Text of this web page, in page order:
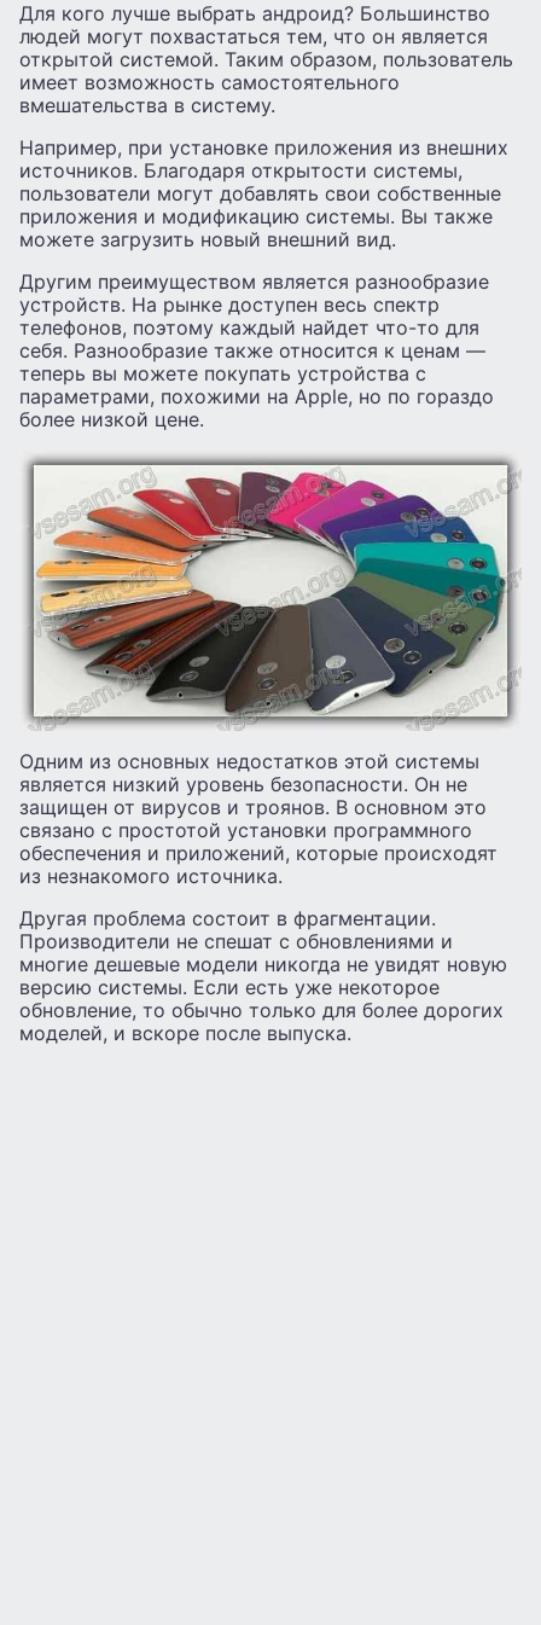
Для кого лучше выбрать андроид? Большинство
людей могут похвастаться тем, что он является
открытой системой. Таким образом, пользователь
имеет возможность самостоятельного
вмешательства в систему.
Например, при установке приложения из внешних
источников. Благодаря открытости системы,
пользователи могут добавлять свои собственные
приложения и модификацию системы. Вы также
можете загрузить новый внешний вид.
Другим преимуществом является разнообразие
устройств. На рынке доступен весь спектр
телефонов, поэтому каждый найдет что-то для
себя. Разнообразие также относится к ценам —
теперь вы можете покупать устройства с
параметрами, похожими на Apple, но по гораздо
более низкой цене.
Одним из основных недостатков этой системы
является низкий уровень безопасности. Он не
защищен от вирусов и троянов. В основном это
связано с простотой установки программного
обеспечения и приложений, которые происходят
из незнакомого источника.
Другая проблема состоит в фрагментации.
Производители не спешат с обновлениями и
многие дешевые модели никогда не увидят новую
версию системы. Если есть уже некоторое
обновление, то обычно только для более дорогих
моделей, и вскоре после выпуска.